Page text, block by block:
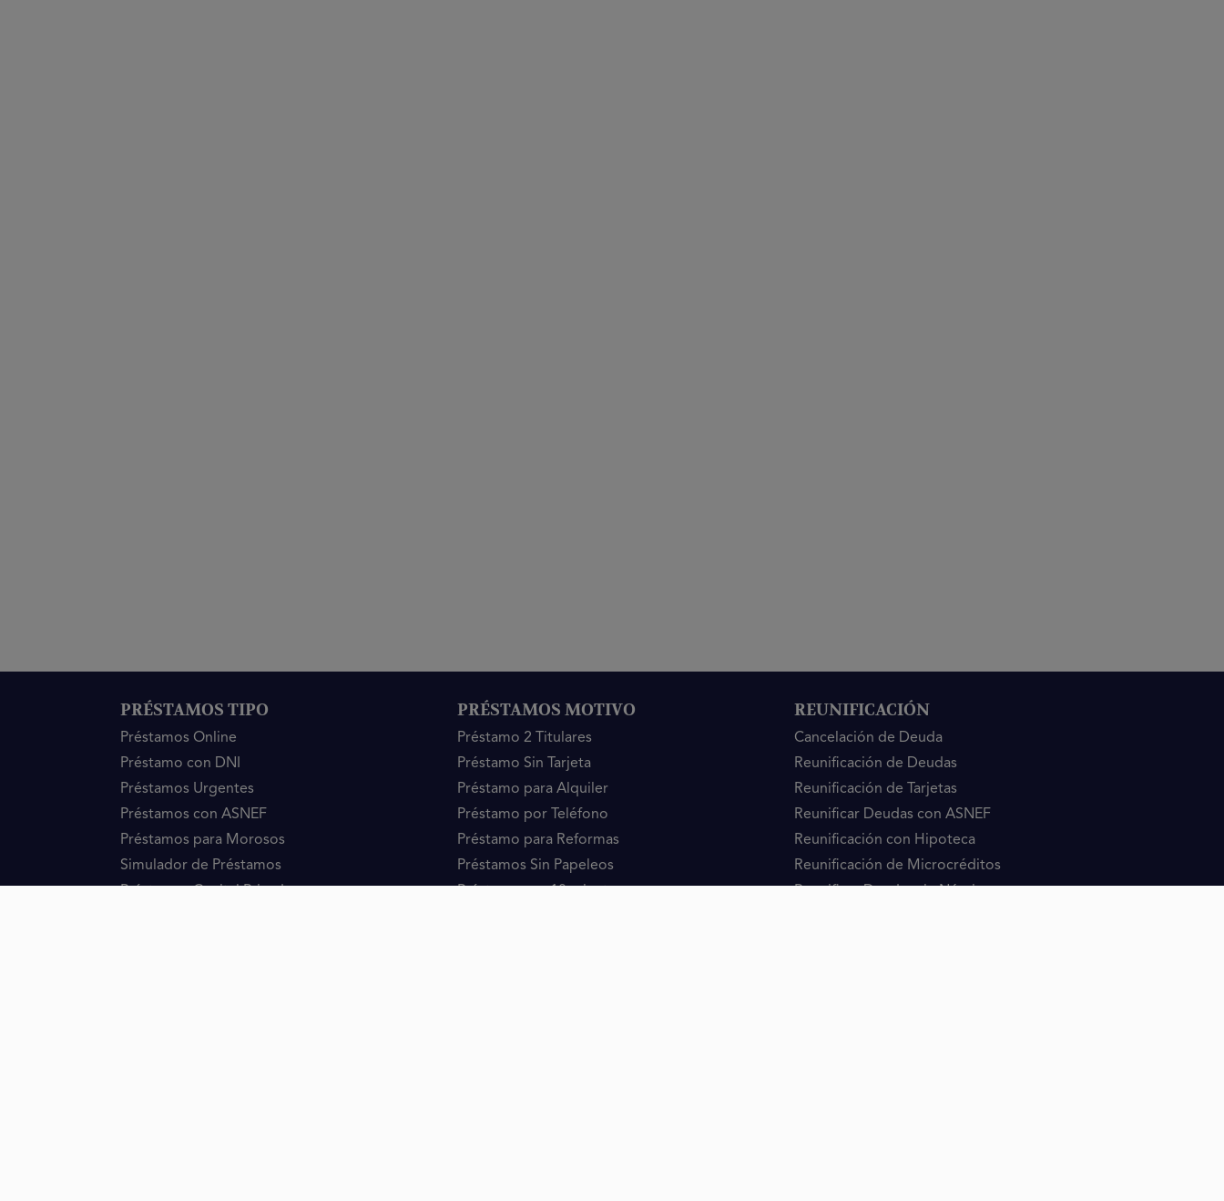
PRÉSTAMOS TIPO
Préstamos Online
Préstamo con DNI
Préstamos Urgentes
Préstamos con ASNEF
Préstamos para Morosos
Simulador de Préstamos
PRÉSTAMOS MOTIVO
Préstamo 2 Titulares
Préstamo Sin Tarjeta
Préstamo para Alquiler
Préstamo por Teléfono
Préstamo para Reformas
Préstamos Sin Papeleos
REUNIFICACIÓN
Cancelación de Deuda
Reunificación de Deudas
Reunificación de Tarjetas
Reunificar Deudas con ASNEF
Reunificación con Hipoteca
Reunificación de Microcréditos